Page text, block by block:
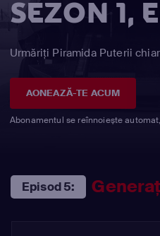
SEZON 1,
Urmăriți Piramida Puterii
AONEAZĂ-TE ACUM
Abonamentul se reînnoiește
Episod 5: